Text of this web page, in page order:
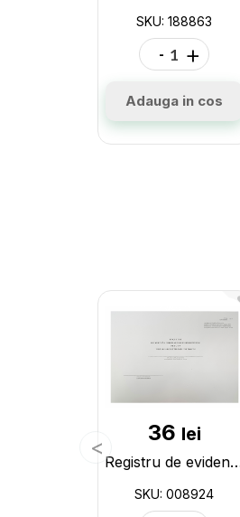
SKU: 188863
- +
Adauga in cos
36 lei
Registru de evidenta formularelor
SKU: 008924